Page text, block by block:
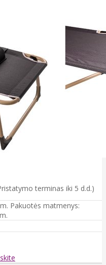
terminas iki 5 d.d.)
Pakuotės matmenys: